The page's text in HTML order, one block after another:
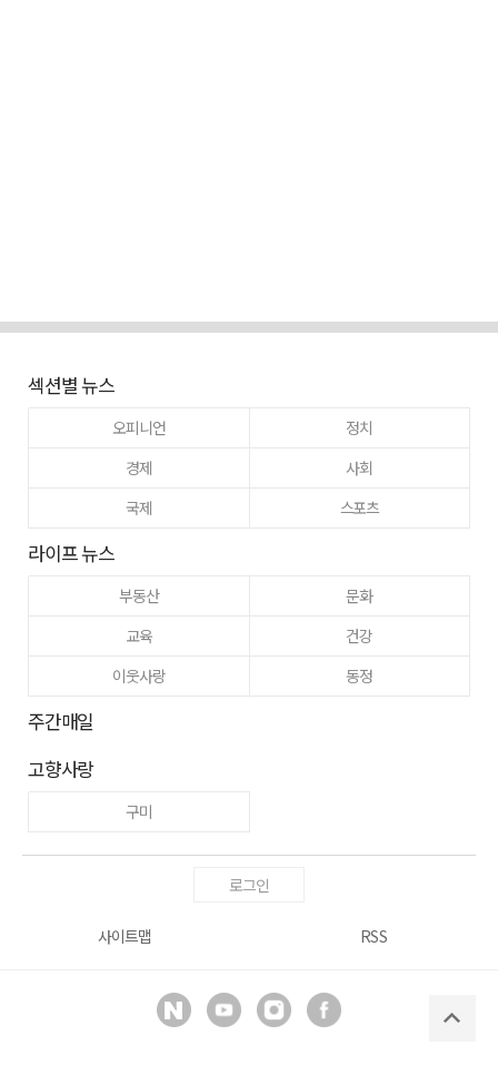
섹션별 뉴스
오피니언
정치
경제
사회
국제
스포츠
라이프 뉴스
부동산
문화
교육
건강
이웃사랑
동정
주간매일
고향사랑
구미
로그인
사이트맵 RSS